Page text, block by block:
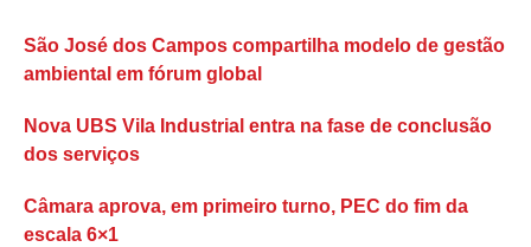
São José dos Campos compartilha modelo de gestão
ambiental em fórum global
Nova UBS Vila Industrial entra na fase de conclusão
dos serviços
Câmara aprova, em primeiro turno, PEC do fim da
escala 6×1